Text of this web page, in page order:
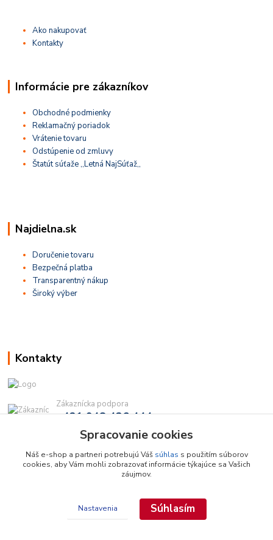
Ako nakupovať
Kontakty
Informácie pre zákazníkov
Obchodné podmienky
Reklamačný poriadok
Vrátenie tovaru
Odstúpenie od zmluvy
Štatút súťaže ,,Letná NajSúťaž,,
Najdielna.sk
Doručenie tovaru
Bezpečná platba
Transparentný nákup
Široký výber
Kontakty
Zákaznícka podpora
+421 948 436 444
(Po-Pia, 9-16 hod.)
info@najdielna.sk
Spracovanie cookies
Náš e-shop a partneri potrebujú Váš súhlas s použitím súborov
cookies, aby Vám mohli zobrazovať informácie týkajúce sa Vašich
záujmov.
Nastavenia Súhlasím